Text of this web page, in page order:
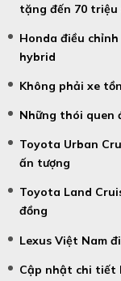
tặng đến 70 triệu
Honda điều
hybrid
Không phải xe
Những thói quen
Toyota Urban
ấn tượng
Toyota Land
đồng
Lexus Việt Nam
Cập nhật chi tiết